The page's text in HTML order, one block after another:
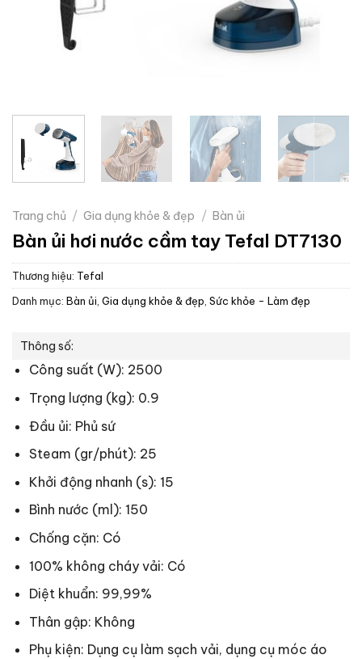
Trang chủ / Gia dụng khỏe & đẹp / Bàn ủi
Bàn ủi hơi nước cầm tay Tefal DT7130
Thương hiệu: Tefal
Danh mục: Bàn ủi Gia dụng khỏe & đẹp Sức khỏe - Làm đẹp
Thông số:
Công suất (W): 2500
Trọng lượng (kg): 0.9
Đầu ủi: Phủ sứ
Steam (gr/phút): 25
Khởi động nhanh (s): 15
Bình nước (ml): 150
Chống cặn: Có
100% không cháy vải: Có
Diệt khuẩn: 99,99%
Thân gập: Không
Phụ kiện: Dụng cụ làm sạch vải, dụng cụ móc áo